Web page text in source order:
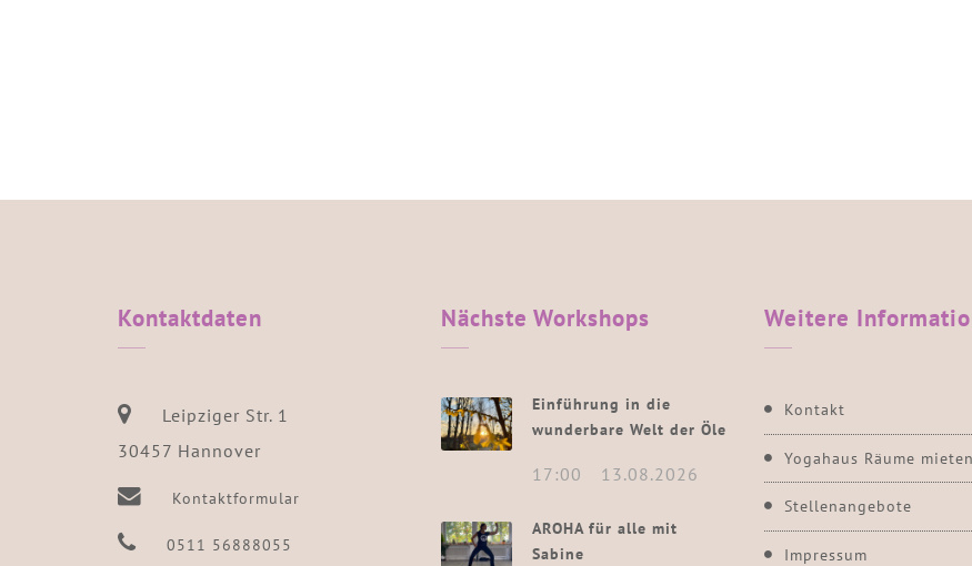
Kontaktdaten
Leipziger Str. 1
30457 Hannover
Kontaktformular
0511 56888055
Nächste Workshops
Einführung in die
wunderbare Welt der Öle
17:00 13.08.2026
AROHA für alle mit
Sabine
Weitere
Kontakt
Yogahaus Räume mieten
Stellenangebote
Impressum